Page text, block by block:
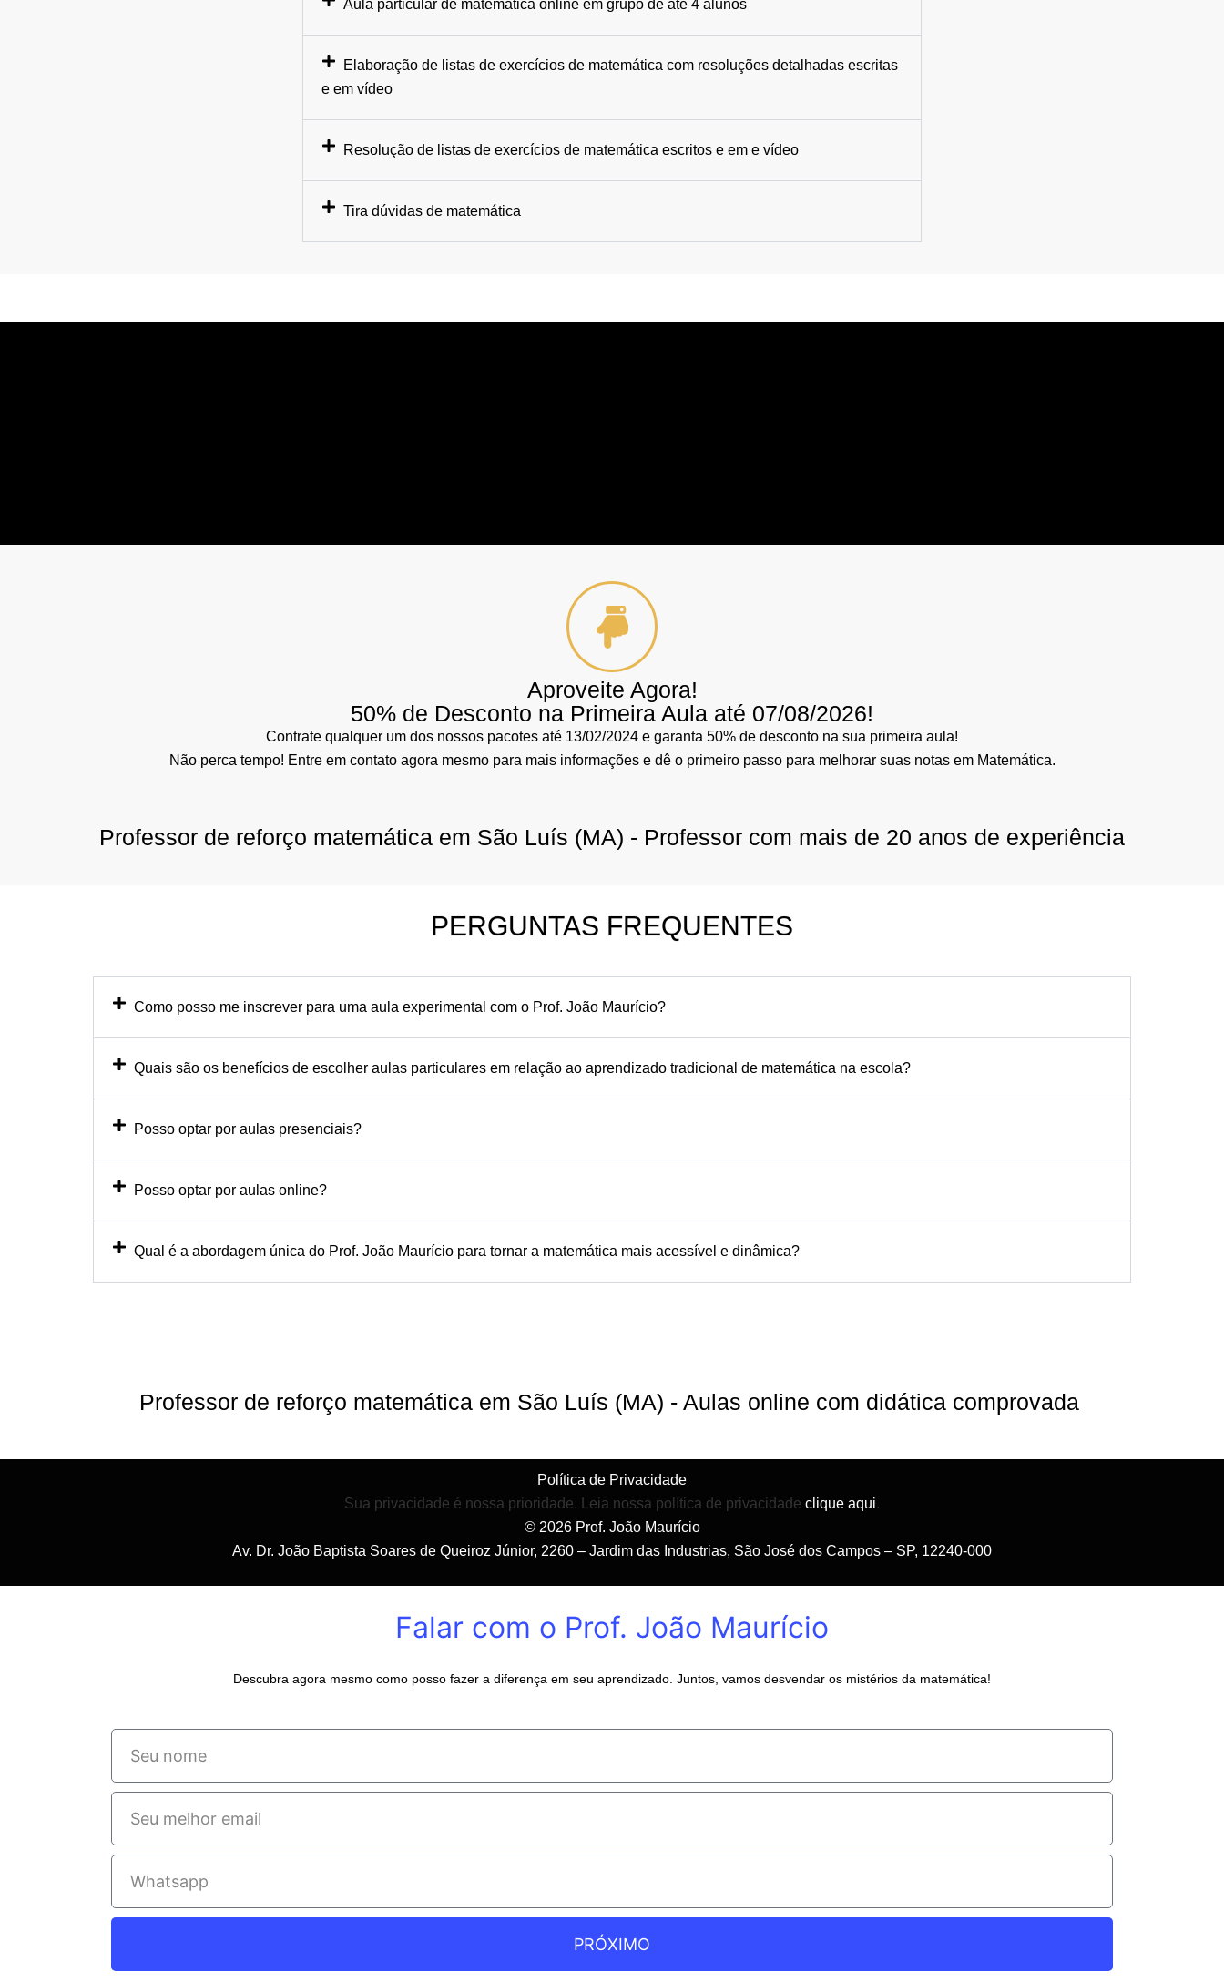
Aula particular de matemática online em grupo de até 4 alunos
Elaboração de listas de exercícios de matemática com resoluções detalhadas escritas
e em vídeo
Resolução de listas de exercícios de matemática escritos e em e vídeo
Tira dúvidas de matemática
Aproveite Agora!
50% de Desconto na Primeira Aula até 07/08/2026!
Contrate qualquer um dos nossos pacotes até 13/02/2024 e garanta 50% de desconto na sua primeira aula!
Não perca tempo! Entre em contato agora mesmo para mais informações e dê o primeiro passo para melhorar suas notas em Matemática.
Professor de reforço matemática em São Luís (MA) - Professor com mais de 20 anos de experiência
PERGUNTAS FREQUENTES
Como posso me inscrever para uma aula experimental com o Prof. João Maurício?
Quais são os benefícios de escolher aulas particulares em relação ao aprendizado tradicional de matemática na escola?
Posso optar por aulas presenciais?
Posso optar por aulas online?
Qual é a abordagem única do Prof. João Maurício para tornar a matemática mais acessível e dinâmica?
Professor de reforço matemática em São Luís (MA) - Aulas online com didática comprovada
Política de Privacidade
Sua privacidade é nossa prioridade. Leia nossa política de privacidade clique aqui.
© 2026 Prof. João Maurício
Av. Dr. João Baptista Soares de Queiroz Júnior, 2260 – Jardim das Industrias, São José dos Campos – SP, 12240-000
Falar com o Prof. João Maurício
Descubra agora mesmo como posso fazer a diferença em seu aprendizado. Juntos, vamos desvendar os mistérios da matemática!
PRÓXIMO